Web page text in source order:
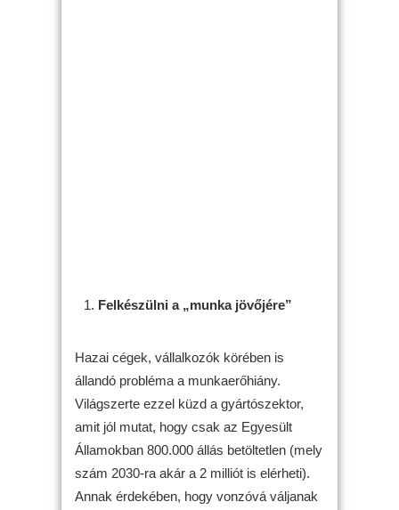
Felkészülni a „munka jövőjére”
Hazai cégek, vállalkozók körében is
állandó probléma a munkaerőhiány.
Világszerte ezzel küzd a gyártószektor,
amit jól mutat, hogy csak az Egyesült
Államokban 800.000 állás betöltetlen (mely
szám 2030-ra akár a 2 milliót is elérheti).
Annak érdekében, hogy vonzóvá váljanak